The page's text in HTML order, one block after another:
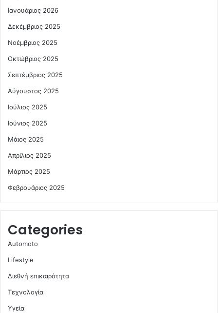
Ιανουάριος 2026
Δεκέμβριος 2025
Νοέμβριος 2025
Οκτώβριος 2025
Σεπτέμβριος 2025
Αύγουστος 2025
Ιούλιος 2025
Ιούνιος 2025
Μάιος 2025
Απρίλιος 2025
Μάρτιος 2025
Φεβρουάριος 2025
Categories
Automoto
Lifestyle
Διεθνή επικαιρότητα
Τεχνολογία
Υγεία